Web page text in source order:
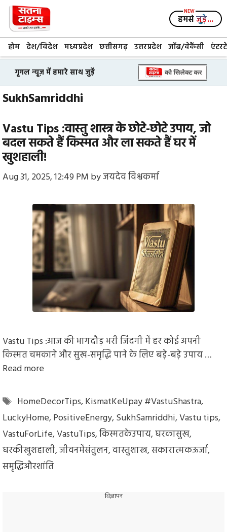
Skip
content
हमसेजुड़े...
होम देश/विदेश मध्यप्रदेश छत्तीसगढ़ उत्तरप्रदेश जॉब/वेकैंसी
गूगल न्यूज़ में हमारे साथ जुड़ें
SukhSamriddhi
Vastu Tips :वास्तु शास्त्र के छोटे-छोटे उपाय, जो
बदल सकते हैं किस्मत और ला सकते हैं घर में
खुशहाली!
Aug 31, 2025, 12:49 PM byजयदेव विश्वकर्मा
Vastu Tips :आज की भागदौड़ भरी जिंदगी में हर कोई अपनी
किस्मत चमकाने और सुख-समृद्धि पाने के लिए बड़े-बड़े उपाय …
Read more
Tags
HomeDecorTips,KismatKeUpay #VastuShastra,
LuckyHome,PositiveEnergy,SukhSamriddhi,Vastu tips,
VastuForLife,VastuTips,किस्मतकेउपाय,घरकासुख,
घरकीखुशहाली,जीवनमेंसंतुलन,वास्तुशास्त्र,सकारात्मकऊर्जा,
समृद्धिऔरशांति
विज्ञापन